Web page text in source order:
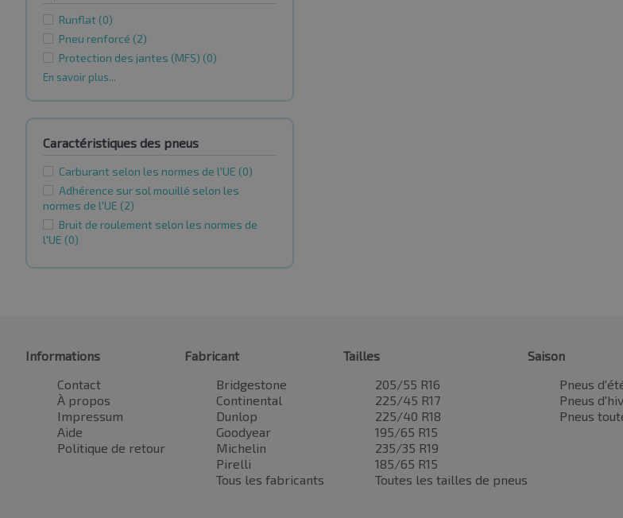
Runflat (0)
Pneu renforcé (2)
Protection des jantes (MFS) (0)
En savoir plus...
Caractéristiques des pneus
Carburant selon les normes de l'UE (0)
Adhérence sur sol mouillé selon les
normes de l'UE (2)
Bruit de roulement selon les normes de
l'UE (0)
Informations
Contact
À propos
Impressum
Aide
Politique de retour
Fabricant
Bridgestone
Continental
Dunlop
Goodyear
Michelin
Pirelli
Tous les fabricants
Tailles
205/55 R16
225/45 R17
225/40 R18
195/65 R15
235/35 R19
185/65 R15
Toutes les tailles de pneus
Saison
Pneus
Pneus
Pneus